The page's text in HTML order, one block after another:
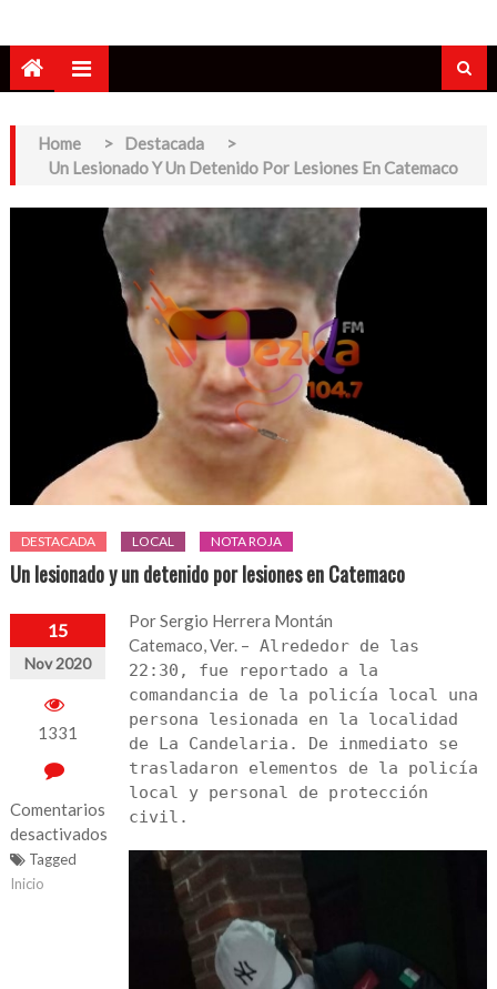
Home > Destacada
>
Un Lesionado Y Un Detenido Por Lesiones En Catemaco
DESTACADA LOCAL NOTA ROJA
Un lesionado y un detenido por lesiones en Catemaco
15
Nov 2020
1331
Comentarios
desactivados
en
Un
Por Sergio Herrera Montán
Catemaco, Ver. – Alrededor de las
22:30, fue reportado a la
comandancia de la policía local una
persona lesionada en la localidad
de La Candelaria. De inmediato se
trasladaron elementos de la policía
local y personal de protección
civil.
Tagged
Inicio